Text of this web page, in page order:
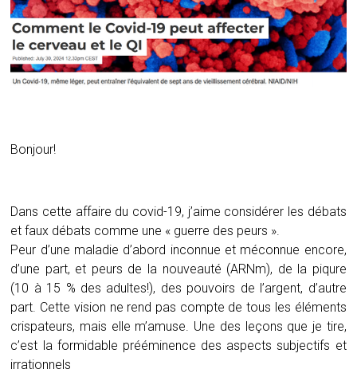
Bonjour!
Dans cette affaire du covid-19, j’aime considérer les débats
et faux débats comme une « guerre des peurs ».
Peur d’une maladie d’abord inconnue et méconnue encore,
d’une part, et peurs de la nouveauté (ARNm), de la piqure
(10 à 15 % des adultes!), des pouvoirs de l’argent, d’autre
part. Cette vision ne rend pas compte de tous les éléments
crispateurs, mais elle m’amuse. Une des leçons que je tire,
c’est la formidable prééminence des aspects subjectifs et
irrationnels